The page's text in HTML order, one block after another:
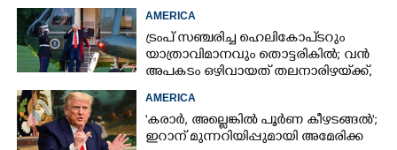
AMERICA
ട്രംപ് സഞ്ചരിച്ച ഹെലികോപ്‌ടറും
യാത്രാവിമാനവും തൊട്ടരികിൽ; വൻ
അപകടം ഒഴിവായത് തലനാരിഴയ്‌ക്ക്,
AMERICA
'കരാർ, അല്ലെങ്കിൽ പൂർണ കീഴടങ്ങൽ';
ഇറാന് മുന്നറിയിപ്പുമായി അമേരിക്ക